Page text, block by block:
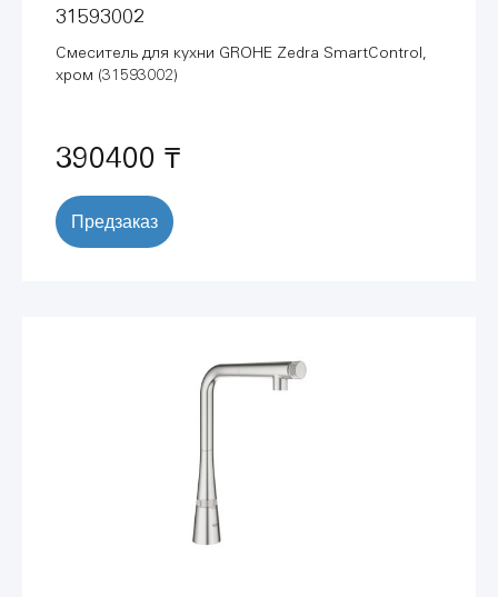
31593002
Смеситель для кухни GROHE Zedra SmartControl,
хром (31593002)
390400 ₸
Предзаказ